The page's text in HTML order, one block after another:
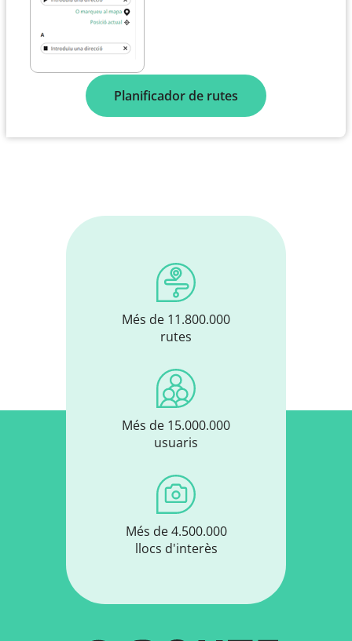
Planificador de rutes
Més de 11.800.000
rutes
Més de 15.000.000
usuaris
Més de 4.500.000
llocs d'interès